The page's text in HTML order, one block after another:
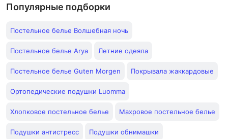
Популярные подборки
Постельное белье Волшебная ночь
Постельное белье Arya Летние одеяла
Постельное белье Guten Morgen Покрывала жаккардовые
Ортопедические подушки Luomma
Хлопковое постельное белье Махровое постельное белье
Подушки антистресс Подушки обнимашки